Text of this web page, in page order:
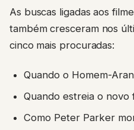
As buscas ligadas aos
também cresceram nos
cinco mais procuradas:
Quando o Homem-
Quando estreia o novo
Como Peter Parker